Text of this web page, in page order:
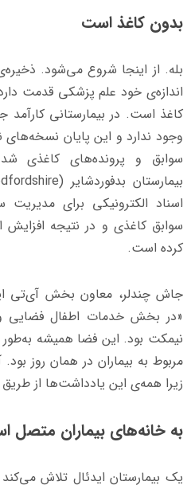
بدون کاغذ است
بله. از اینجا شروع می‌شود.
‌اندازه‌ی خود علم پزشکی قدمت
کاغذ است. در بیمارستانی
وجود ندارد و این پایان
سوابق و پرونده‌های کاغذی
اسناد الکترونیکی برای مدیریت
سوابق کاغذی و در نتیجه افزایش
کرده است.
جاش چندلر، معاون بخش آی‌تی
«در بخش خدمات اطفال فضایی
نیمکت بود. این فضا همیشه
مربوط به بیماران در همان روز
زیرا همه‌ی این یادداشت‌ها از
به خانه‌های بیماران متصل
یک بیمارستان ایدئال تلاش